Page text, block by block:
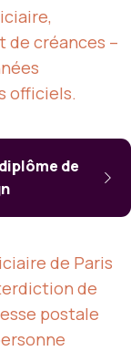
de créances –
officiels.
de
de Paris
de
postale